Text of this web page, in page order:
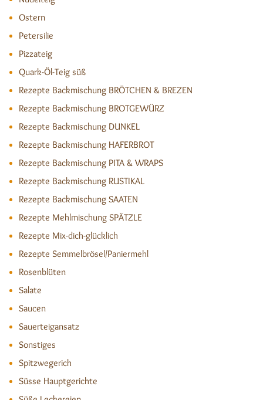
Ostern
Petersilie
Pizzateig
Quark-Öl-Teig süß
Rezepte Backmischung BRÖTCHEN & BREZEN
Rezepte Backmischung BROTGEWÜRZ
Rezepte Backmischung DUNKEL
Rezepte Backmischung HAFERBROT
Rezepte Backmischung PITA & WRAPS
Rezepte Backmischung RUSTIKAL
Rezepte Backmischung SAATEN
Rezepte Mehlmischung SPÄTZLE
Rezepte Mix-dich-glücklich
Rezepte Semmelbrösel/Paniermehl
Rosenblüten
Salate
Saucen
Sauerteigansatz
Sonstiges
Spitzwegerich
Süsse Hauptgerichte